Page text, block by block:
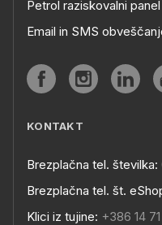
Petrol raziskovalni panel
Email in SMS
KONTAKT
Brezplačna tel. številka:
Brezplačna tel. št.
Klici iz tujine: +386 14